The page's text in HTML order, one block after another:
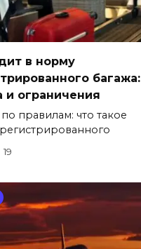
в норму
багажа:
и ограничения
правилам: что такое
19